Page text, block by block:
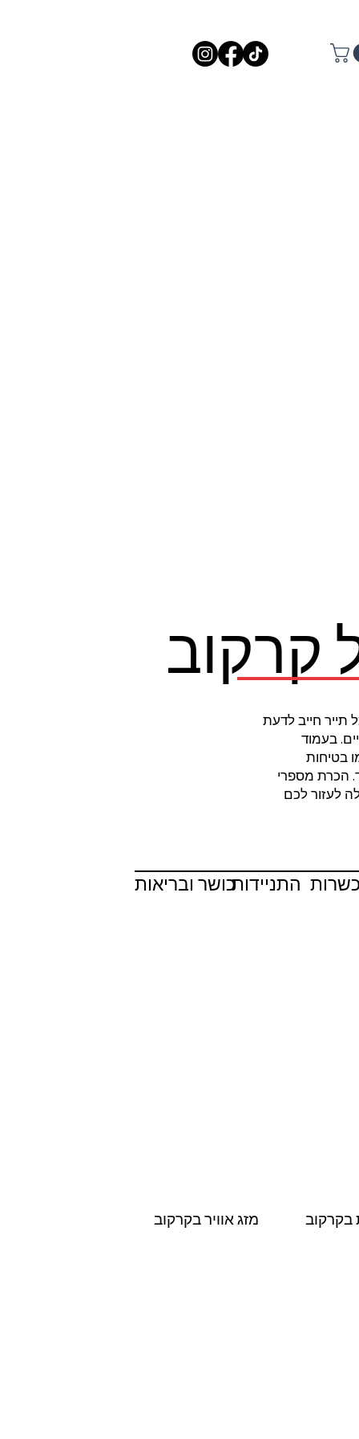
התניידותכושר ובריאות
חייב לדעת
בעמוד
בטיחות
הכרת מספרי
לעזור לכם
קרקוב
מזג אוויר בקרקוב בקרקוב